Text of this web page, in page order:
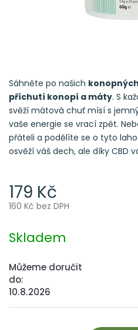
179 Kč
160 Kč bez DPH
cena:
Skladem
Můžeme doručit
do:
10.8.2026
Sáhněte po našich
příchutí konopí a máty. S
svěží mátová chuť mísí s
vaše energie se vrací zpět.
přáteli a podělíte se o tyto
osvěží váš dech, ale díky CBD